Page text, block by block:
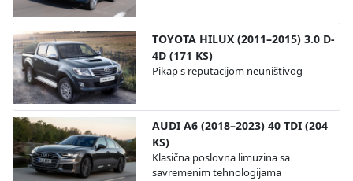
TOYOTA HILUX (2011–2015) 3.0 D-
4D (171 KS)
Pikap s reputacijom neuništivog
AUDI A6 (2018–2023) 40 TDI (204
KS)
Klasična poslovna limuzina sa
savremenim tehnologijama